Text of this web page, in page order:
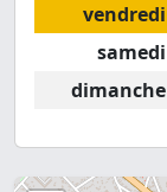
vendredi
samedi
dimanche